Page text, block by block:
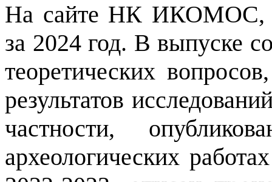
На сайте НК ИКОМОС,
за 2024 год. В выпуске
теоретических
результатов
частности,
археологических